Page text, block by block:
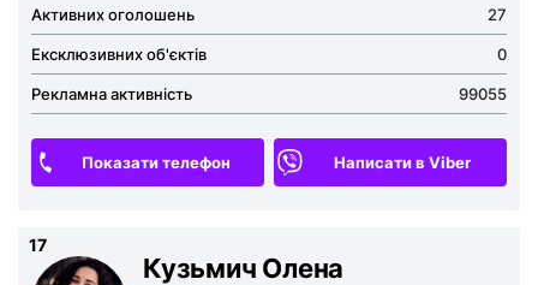
Активних оголошень 27
Ексклюзивних об'єктів 0
Рекламна активність 99055
Показати телефон Написати в Viber
17
Кузьмич Олена